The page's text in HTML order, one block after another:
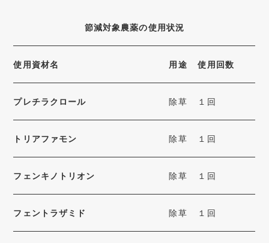
節減対象農薬の使用状況
使用資材名 用途 使用回数
プレチラクロール 除草 １回
トリアファモン 除草 １回
フェンキノトリオン 除草 １回
フェントラザミド 除草 １回